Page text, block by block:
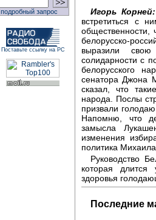
подробный запрос
Поставьте ссылку на РС
Игорь Корней:
встретиться с
общественности,
белорусско-
выразили
солидарности с
белорусского
сенатора Джона
сказал, что
народа. Послы
призвали
Напомню, что
замысла
изменения
политика
Руководство
которая
здоровья
Последние